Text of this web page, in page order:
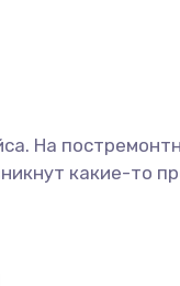
На
какие-то